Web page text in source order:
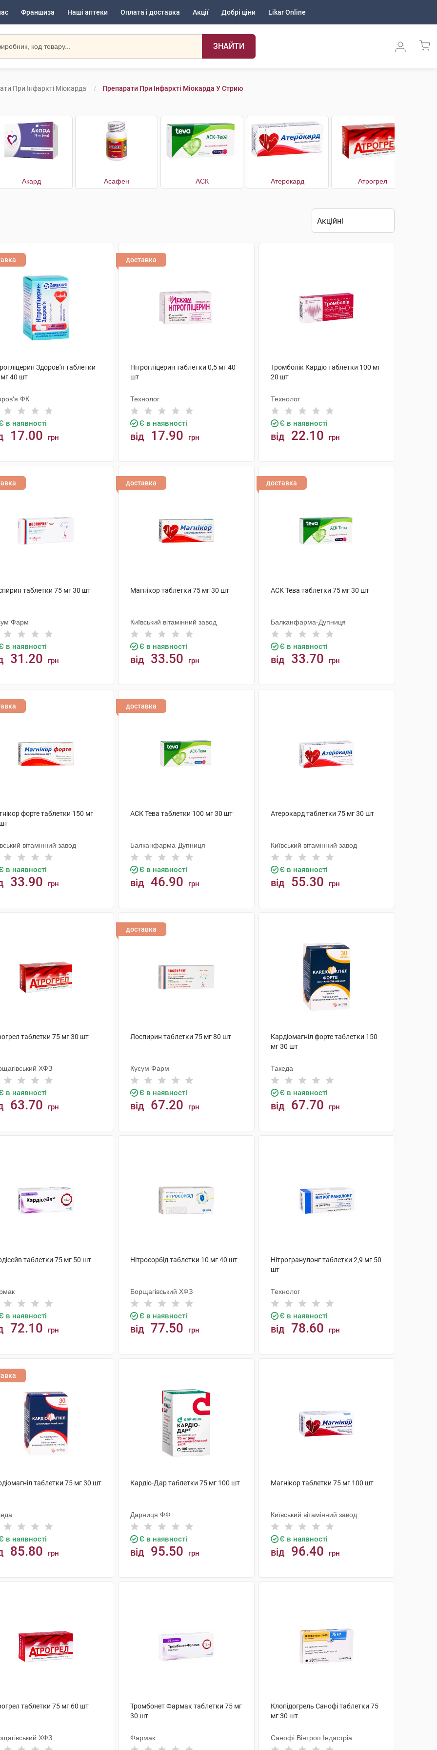
Франшиза Наші аптеки Оплата і доставка Акції Добрі ціни Likar Online
ЗНАЙТИ
При Інфаркті Міокарда Препарати При Інфаркті Міокарда У Стрию
Акард Асафен АСК Атерокард Атрогрел
Здоров'я таблетки
40 шт
ФК
в наявності
17.00 грн
доставка
Нітрогліцерин таблетки 0,5 мг 40
шт
Технолог
Є в наявності
від 17.90 грн
Тромболік Кардіо таблетки 100 мг
20 шт
Технолог
Є в наявності
від 22.10 грн
таблетки 75 мг 30 шт
Фарм
в наявності
31.20 грн
доставка
Магнікор таблетки 75 мг 30 шт
Київський вітамінний завод
Є в наявності
від 33.50 грн
доставка
АСК Тева таблетки 75 мг 30 шт
Балканфарма-Дупниця
Є в наявності
від 33.70 грн
форте таблетки 150 мг
вітамінний завод
в наявності
33.90 грн
доставка
АСК Тева таблетки 100 мг 30 шт
Балканфарма-Дупниця
Є в наявності
від 46.90 грн
Атерокард таблетки 75 мг 30 шт
Київський вітамінний завод
Є в наявності
від 55.30 грн
таблетки 75 мг 30 шт
ХФЗ
в наявності
63.70 грн
доставка
Лоспирин таблетки 75 мг 80 шт
Кусум Фарм
Є в наявності
від 67.20 грн
Кардіомагніл форте таблетки 150
мг 30 шт
Такеда
Є в наявності
від 67.70 грн
таблетки 75 мг 50 шт
в наявності
72.10 грн
Нітросорбід таблетки 10 мг 40 шт
Борщагівський ХФЗ
Є в наявності
від 77.50 грн
Нітрогранулонг таблетки 2,9 мг 50
шт
Технолог
Є в наявності
від 78.60 грн
таблетки 75 мг 30 шт
в наявності
85.80 грн
Кардіо-Дар таблетки 75 мг 100 шт
Дарниця ФФ
Є в наявності
від 95.50 грн
Магнікор таблетки 75 мг 100 шт
Київський вітамінний завод
Є в наявності
від 96.40 грн
таблетки 75 мг 60 шт
ХФЗ
Тромбонет Фармак таблетки 75 мг
30 шт
Фармак
Клопідогрель Санофі таблетки 75
мг 30 шт
Санофі Вінтроп Індастріа